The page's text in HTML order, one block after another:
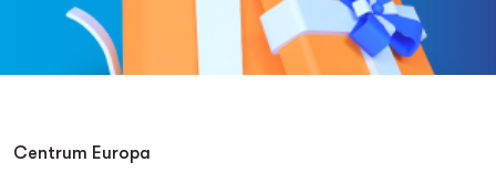
Centrum Europa